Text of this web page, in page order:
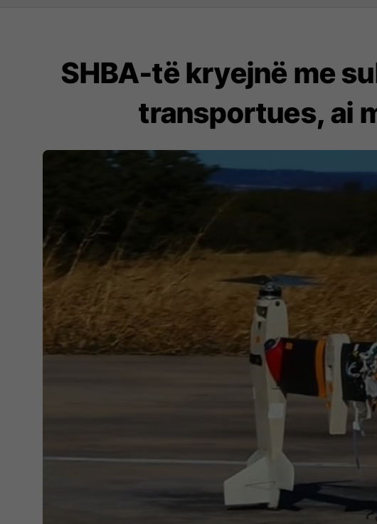
SHBA-të kryejnë me
transportues, ai